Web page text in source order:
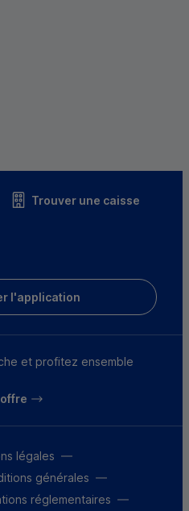
Trouver une caisse
l'application
et profitez ensemble
légales
générales
réglementaires